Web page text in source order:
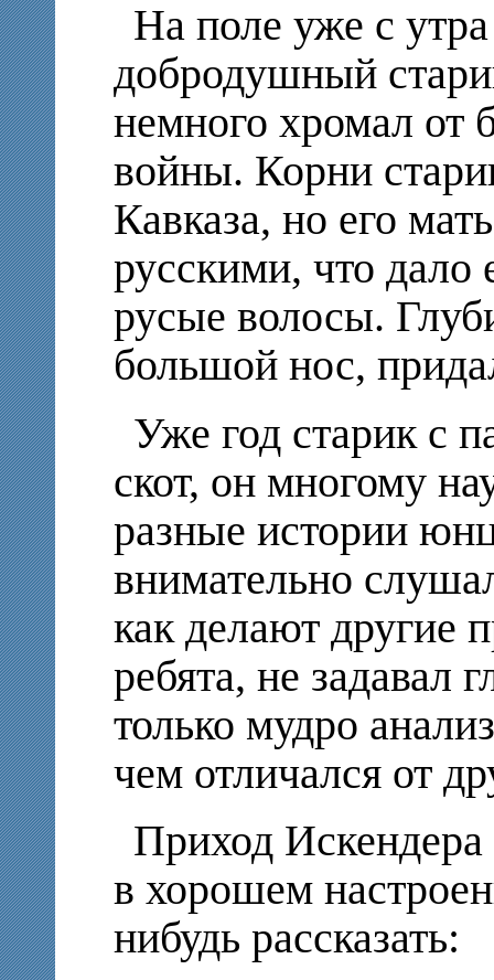
На поле уже с
добродушный
немного хромал от
войны. Корни
Кавказа, но его
русскими, что
русые волосы.
большой нос,
Уже год старик с
скот, он многому
разные истории
внимательно
как делают другие
ребята, не задавал
только мудро
чем отличался от
Приход Искендера
в хорошем
нибудь рассказать: